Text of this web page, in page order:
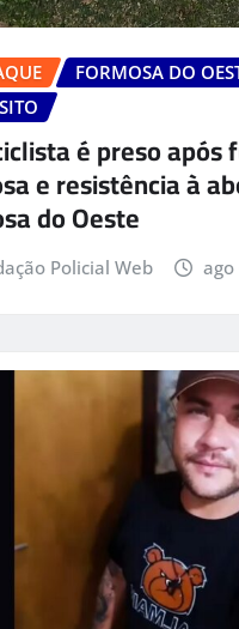
FORMOSA DO
é preso após
e resistência à
do Oeste
Policial Web ago